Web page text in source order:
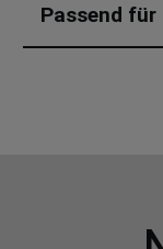
Passend für